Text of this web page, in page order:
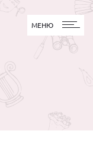
МЕНЮ
МЕНЮ